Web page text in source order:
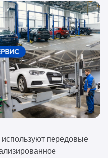
передовые